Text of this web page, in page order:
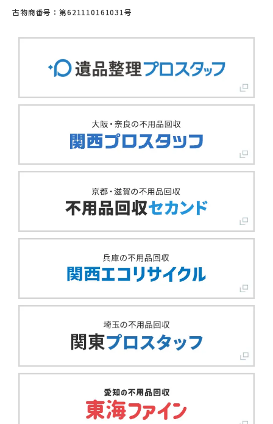
古物商番号：第621110161031号